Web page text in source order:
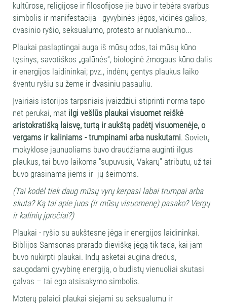
kultūrose, religijose ir filosofijose jie buvo ir tebėra svarbus
simbolis ir manifestacija - gyvybinės jėgos, vidinės galios,
dvasinio ryšio, seksualumo, protesto ar nuolankumo...
Plaukai paslaptingai auga iš mūsų odos, tai mūsų kūno
tęsinys, savotiškos „galūnės“, biologinė žmogaus kūno dalis
ir energijos laidininkai; pvz., indėnų gentys plaukus laiko
šventu ryšiu su žeme ir dvasiniu pasauliu.
Įvairiais istorijos tarpsniais įvaizdžiui stiprinti norma tapo
net perukai, mat ilgi vešlūs plaukai visuomet reiškė
aristokratišką laisvę, turtą ir aukštą padėtį visuomenėje, o
vergams ir kaliniams - trumpinami arba nuskutami. Sovietų
mokyklose jaunuoliams buvo draudžiama auginti ilgus
plaukus, tai buvo laikoma "supuvusių Vakarų" atributu, už tai
buvo grasinama jiems ir jų šeimoms.
(Tai kodėl tiek daug mūsų vyrų kerpasi labai trumpai arba
skuta? Ką tai apie juos (ir mūsų visuomenę) pasako? Vergų
ir kalinių įpročiai?)
Plaukai - ryšio su aukštesne jėga ir energijos laidininkai.
Biblijos Samsonas prarado dievišką jėgą tik tada, kai jam
buvo nukirpti plaukai. Indų asketai augina dredus,
saugodami gyvybinę energiją, o budistų vienuoliai skutasi
galvas – tai ego atsisakymo simbolis.
Moterų palaidi plaukai siejami su seksualumu ir